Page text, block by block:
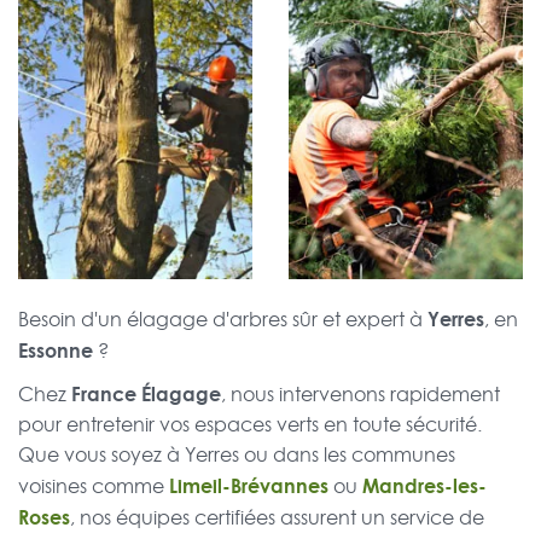
Besoin d'un élagage d'arbres sûr et expert à Yerres, en
Essonne ?
Chez France Élagage, nous intervenons rapidement
pour entretenir vos espaces verts en toute sécurité.
Que vous soyez à Yerres ou dans les communes
voisines comme Limeil-Brévannesou Mandres-les-
Roses, nos équipes certifiées assurent un service de